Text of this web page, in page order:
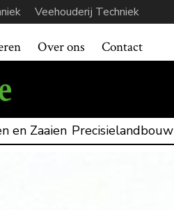
Veehouderij Techniek
Over ons Contact
en Zaaien Precisielandbouw